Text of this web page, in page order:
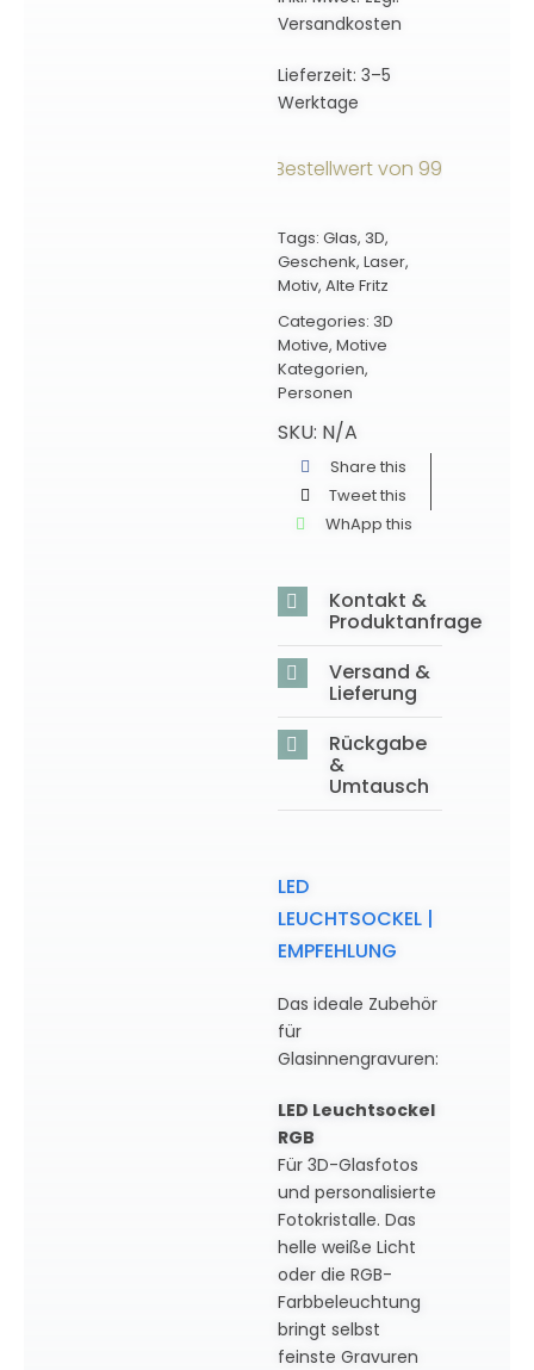
Versandkosten
Lieferzeit: 3–5
Werktage
ab einem Bestellwert von 99€ innerhalb
Tags: Glas, 3D,
Geschenk, Laser,
Motiv, Alte Fritz
Categories: 3D
Motive, Motive
Kategorien,
Personen
SKU: N/A
Share this
Tweet this
WhApp this
Kontakt &
Produktanfrage
Versand &
Lieferung
Rückgabe
&
Umtausch
LED
LEUCHTSOCKEL |
EMPFEHLUNG
Das ideale Zubehör
für
Glasinnengravuren:
LED Leuchtsockel
RGB
Für 3D-Glasfotos
und personalisierte
Fotokristalle. Das
helle weiße Licht
oder die RGB-
Farbbeleuchtung
bringt selbst
feinste Gravuren